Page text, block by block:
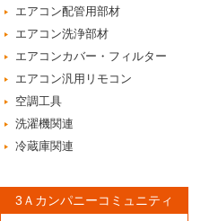
エアコン配管用部材
エアコン洗浄部材
エアコンカバー・フィルター
エアコン汎用リモコン
空調工具
洗濯機関連
冷蔵庫関連
3Ａカンパニーコミュニティ